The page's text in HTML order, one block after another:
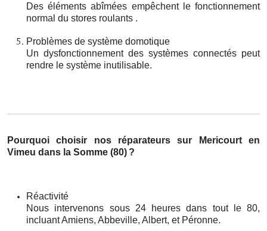
Des éléments abîmées empêchent le fonctionnement
normal du stores roulants .
Problèmes de système domotique
Un dysfonctionnement des systèmes connectés peut
rendre le système inutilisable.
Pourquoi choisir nos réparateurs sur Mericourt en
Vimeu dans la Somme (80) ?
Réactivité
Nous intervenons sous 24 heures dans tout le 80,
incluant Amiens, Abbeville, Albert, et Péronne.